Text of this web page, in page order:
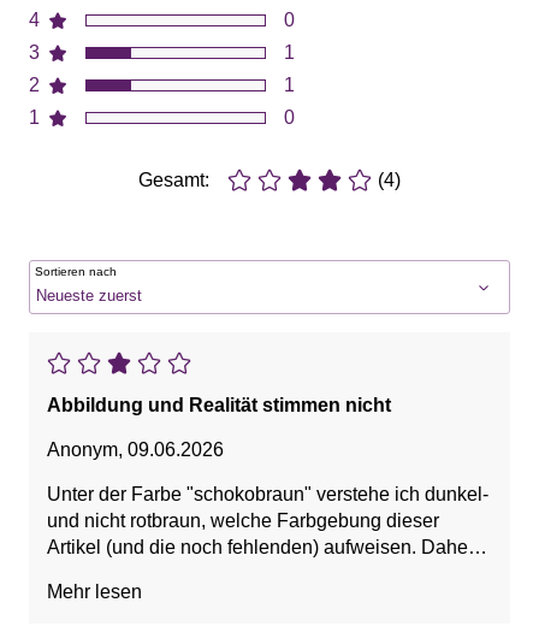
4
3
2
1
0
1
1
0
Gesamt: (4)
Sortieren nach
Abbildung und Realität stimmen nicht
Anonym, 09.06.2026
Unter der Farbe "schokobraun" verstehe ich dunkel-
und nicht rotbraun, welche Farbgebung dieser
Artikel (und die noch fehlenden) aufweisen. Daher
Mehr lesen